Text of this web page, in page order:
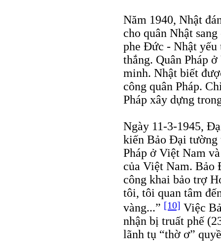
Năm 1940, Nhật
cho quân Nhật
phe Đức - Nhật yếu
thắng. Quân Pháp
minh. Nhật biết
công quân Pháp.
Pháp xây dựng
Ngày 11-3-1945,
kiến Bảo Đại tường
Pháp ở Việt Nam
của Việt Nam. Bảo
công khai bảo trợ
tôi, tôi quan tâm
vàng...” [10] Việc
nhận bị truất phế
lãnh tụ “thờ ơ”